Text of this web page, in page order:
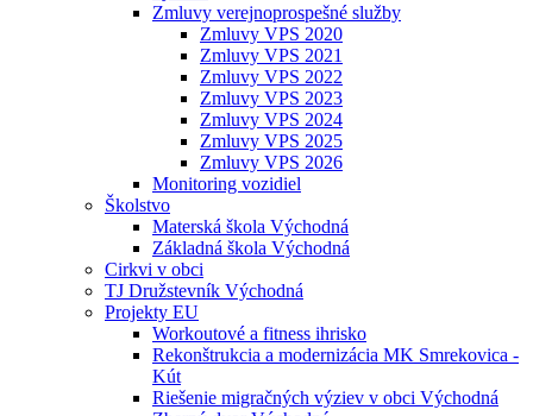
Zmluvy verejnoprospešné služby
Zmluvy VPS 2020
Zmluvy VPS 2021
Zmluvy VPS 2022
Zmluvy VPS 2023
Zmluvy VPS 2024
Zmluvy VPS 2025
Zmluvy VPS 2026
Monitoring vozidiel
Školstvo
Materská škola Východná
Základná škola Východná
Cirkvi v obci
TJ Družstevník Východná
Projekty EU
Workoutové a fitness ihrisko
Rekonštrukcia a modernizácia MK Smrekovica -
Kút
Riešenie migračných výziev v obci Východná